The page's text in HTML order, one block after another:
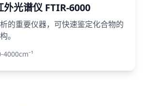
光谱仪 FTIR-6000
的重要仪器，可快速鉴定化合物的
。